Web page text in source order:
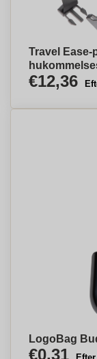
Travel Ease-
€12,36
LogoBag
€0,31